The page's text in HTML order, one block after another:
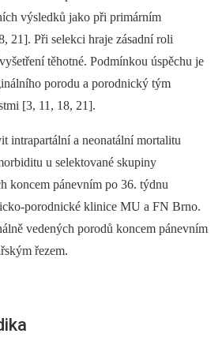
výsledků jako při primárním
21]. Při selekci hraje zásadní roli
těhotné. Podmínkou úspěchu je
porodu a porodnický tým
[3, 11, 18, 21].
intrapartální a neonatální mortalitu
u selektované skupiny
koncem pánevním po 36. týdnu
porodnické klinice MU a FN Brno.
vedených porodů koncem pánevním
řezem.